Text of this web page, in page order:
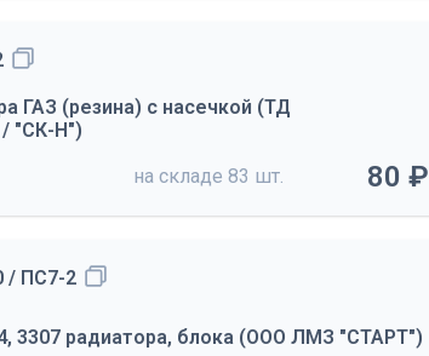
ГАЗ (резина) с насечкой (ТД
"СК-Н")
на складе 83 шт. 80 ₽
/ ПС7-2
3307 радиатора, блока (ООО ЛМЗ "СТАРТ")